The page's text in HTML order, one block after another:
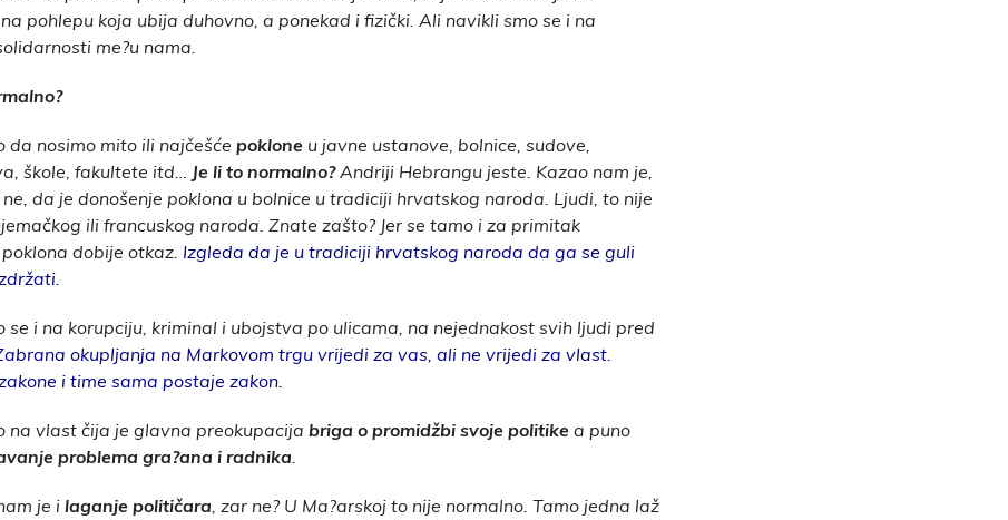
pohlepu koja ubija duhovno, a ponekad i fizički. Ali navikli smo se i na
me?u nama.
da nosimo mito ili najčešće poklone u javne ustanove, bolnice, sudove,
škole, fakultete itd… Je li to normalno?Andriji Hebrangu jeste. Kazao nam je,
da je donošenje poklona u bolnice u tradiciji hrvatskog naroda. Ljudi, to nije
ili francuskog naroda. Znate zašto? Jer se tamo i za primitak
dobije otkaz. Izgleda da je u tradiciji hrvatskog naroda da ga se guli
se i na korupciju, kriminal i ubojstva po ulicama, na nejednakost svih ljudi pred
okupljanja na Markovom trgu vrijedi za vas, ali ne vrijedi za vlast.
i time sama postaje zakon.
na vlast čija je glavna preokupacija briga o promidžbi svoje politike a puno
problema gra?ana i radnika.
je ilaganje političara, zar ne? U Ma?arskoj to nije normalno. Tamo jedna laž